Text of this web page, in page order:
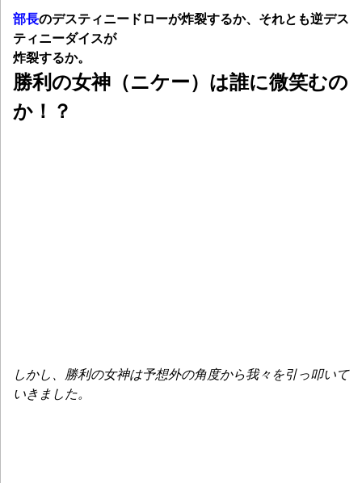
部長のデスティニードローが炸裂するか、それとも逆デス
ティニーダイスが
炸裂するか。
勝利の女神（ニケー）は誰に微笑むの
か！？
しかし、勝利の女神は予想外の角度から我々を引っ叩いて
いきました。